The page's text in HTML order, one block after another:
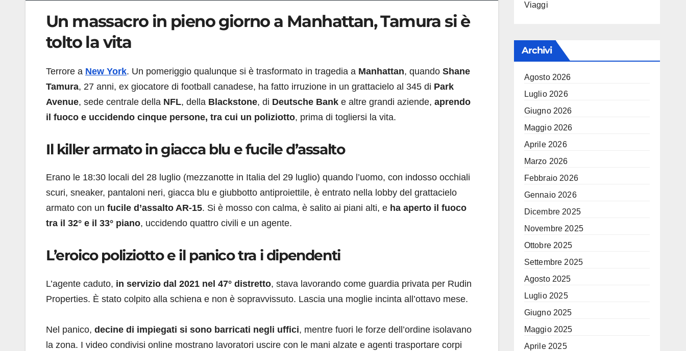
Un massacro in pieno giorno a Manhattan, Tamura si è
tolto la vita
Terrore a New York. Un pomeriggio qualunque si è trasformato in tragedia a Manhattan, quando Shane
Tamura, 27 anni, ex giocatore di football canadese, ha fatto irruzione in un grattacielo al 345 di Park
Avenue, sede centrale della NFL, della Blackstone, di Deutsche Bank e altre grandi aziende, aprendo
il fuoco e uccidendo cinque persone, tra cui un poliziotto, prima di togliersi la vita.
Il killer armato in giacca blu e fucile d’assalto
Erano le 18:30 locali del 28 luglio (mezzanotte in Italia del 29 luglio) quando l’uomo, con indosso occhiali
scuri, sneaker, pantaloni neri, giacca blu e giubbotto antiproiettile, è entrato nella lobby del grattacielo
armato con un fucile d’assalto AR-15. Si è mosso con calma, è salito ai piani alti, e ha aperto il fuoco
tra il 32° e il 33° piano, uccidendo quattro civili e un agente.
L’eroico poliziotto e il panico tra i dipendenti
L’agente caduto, in servizio dal 2021 nel 47° distretto, stava lavorando come guardia privata per Rudin
Properties. È stato colpito alla schiena e non è sopravvissuto. Lascia una moglie incinta all’ottavo mese.
Nel panico, decine di impiegati si sono barricati negli uffici, mentre fuori le forze dell’ordine isolavano
la zona. I video condivisi online mostrano lavoratori uscire con le mani alzate e agenti trasportare corpi
Viaggi
Archivi
Agosto 2026
Luglio 2026
Giugno 2026
Maggio 2026
Aprile 2026
Marzo 2026
Febbraio 2026
Gennaio 2026
Dicembre 2025
Novembre 2025
Ottobre 2025
Settembre 2025
Agosto 2025
Luglio 2025
Giugno 2025
Maggio 2025
Aprile 2025